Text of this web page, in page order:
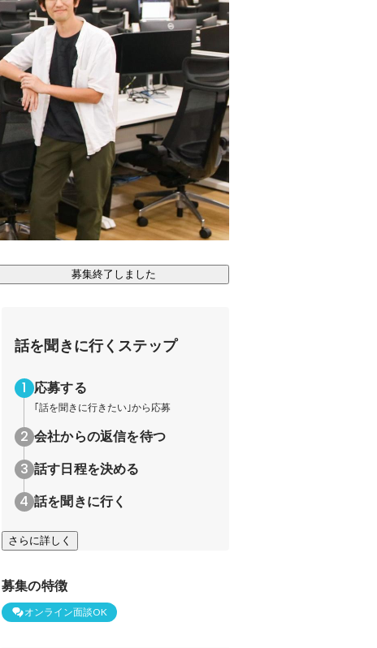
募集終了しました
話を聞きに行くステップ
応募する
｢話を聞きに行きたい｣から応募
会社からの返信を待つ
話す日程を決める
話を聞きに行く
さらに詳しく
募集の特徴
オンライン面談OK